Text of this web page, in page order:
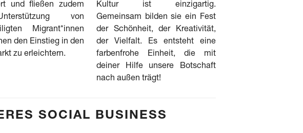
und fließen zudem
von
Migrant*innen
den Einstieg in den
zu erleichtern.
Kultur ist einzigartig.
Gemeinsam bilden sie ein Fest
der Schönheit, der Kreativität,
der Vielfalt. Es entsteht eine
farbenfrohe Einheit, die mit
deiner Hilfe unsere Botschaft
nach außen trägt!
SOCIAL BUSINESS